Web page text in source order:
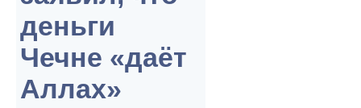
деньги
Чечне «даёт
Аллах»